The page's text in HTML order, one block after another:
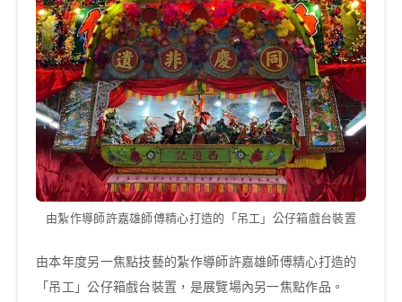
由紮作導師許嘉雄師傅精心打造的「吊工」公仔箱戲台裝置
由本年度另一焦點技藝的紮作導師許嘉雄師傅精心打造的
「吊工」公仔箱戲台裝置，是展覽場內另一焦點作品。